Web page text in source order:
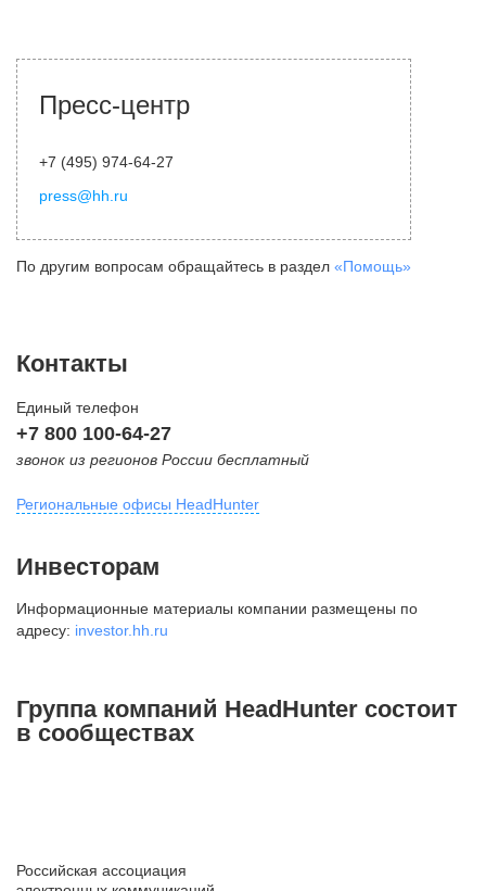
Пресс-центр
+7 (495) 974-64-27
press@hh.ru
По другим вопросам обращайтесь в раздел «Помощь»
Контакты
Единый телефон
+7 800 100-64-27
звонок из регионов России бесплатный
Региональные офисы HeadHunter
внутригородская территория
Муниципальный округ Тверской,
2-я Брестская ул., д. 48,
+7 495 980-64-27
ул. Жуковского, д. 19, особняк
Инвесторам
Информационные материалы компании размещены по
адресу: investor.hh.ru
Группа компаний HeadHunter состоит
в сообществах
Российская ассоциация